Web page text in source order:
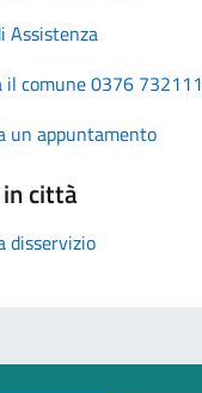
Assistenza
il comune 0376 732111
un appuntamento
città
disservizio